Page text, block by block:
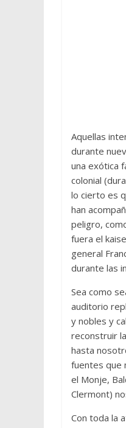
Aquellas
durante
una exótica
colonial
lo cierto es
han
peligro,
fuera el
general
durante las
Sea como
auditorio
y nobles y
reconstruir
hasta
fuentes que
el Monje,
Clermont)
Con toda la